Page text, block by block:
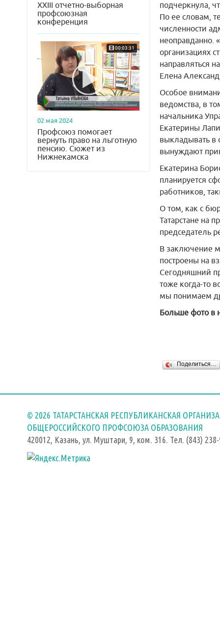
XXIII отчетно-выборная
профсоюзная
конференция
00:03:31
02 мая 2024
Профсоюз помогает
вернуть право на льготную
пенсию. Сюжет из
Нижнекамска
подчеркнула,
По ее словам,
численности
неоправданно.
организациях
направляться
Елена
Особое
ведомства, в
начальника
Екатерины
выкладывать в
вынуждают
Екатерина
планируется
работников,
О том, как с
Татарстане на
председатель
В заключение
построены на
Сегодняшний
тоже когда-то
мы понимаем
Больше фото в
Поделиться…
© 2026 ТАТАРСТАНСКАЯ РЕСПУБЛИКАНСКАЯ
ОБЩЕРОССИЙСКОГО ПРОФСОЮЗА ОБРАЗОВАНИЯ
420012, Казань, ул. Муштари, 9, ком. 316. Тел. (843)